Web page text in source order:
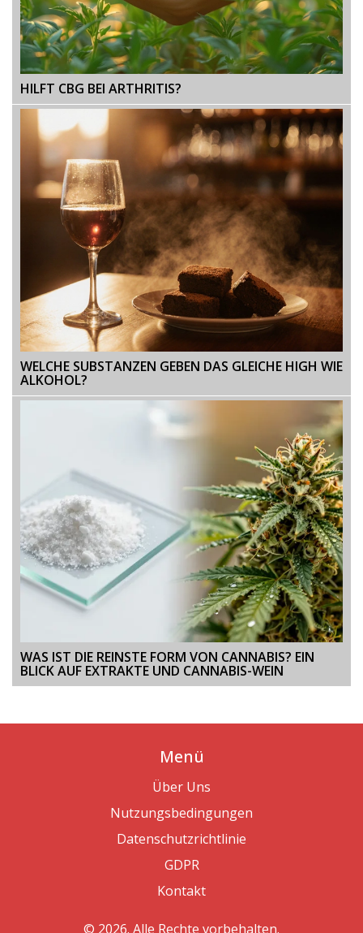
HILFT CBG BEI ARTHRITIS?
WELCHE SUBSTANZEN GEBEN DAS GLEICHE HIGH WIE
ALKOHOL?
WAS IST DIE REINSTE FORM VON CANNABIS? EIN
BLICK AUF EXTRAKTE UND CANNABIS-WEIN
Menü
Über Uns
Nutzungsbedingungen
Datenschutzrichtlinie
GDPR
Kontakt
© 2026. Alle Rechte vorbehalten.